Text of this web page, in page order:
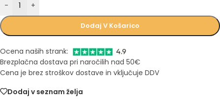
- +
Dodaj V Košarico
Ocena naših strank:
Brezplačna dostava pri naročilih nad 50€
Cena je brez stroškov dostave in vključuje DDV
Dodaj v seznam želja